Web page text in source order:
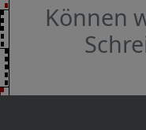
Können